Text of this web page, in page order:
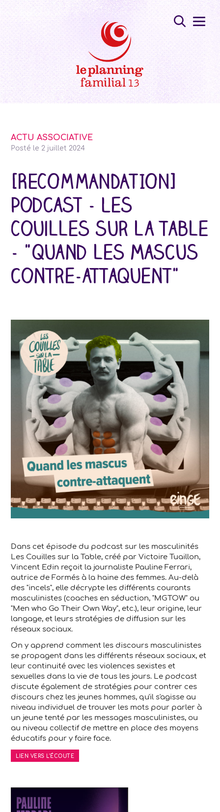
ACTU ASSOCIATIVE
Posté le 2 juillet 2024
[RECOMMANDATION]
Podcast - Les
Couilles sur la table
- "Quand les mascus
contre-attaquent"
Dans cet épisode du podcast sur les masculinités
Les Couilles sur la Table, créé par Victoire Tuaillon,
Vincent Edin reçoit la journaliste Pauline Ferrari,
autrice de Formés à la haine des femmes. Au-delà
des "incels", elle décrypte les différents courants
masculinistes (coaches en séduction, "MGTOW" ou
"Men who Go Their Own Way", etc.), leur origine, leur
langage, et leurs stratégies de diffusion sur les
réseaux sociaux.
On y apprend comment les discours masculinistes
se propagent dans les différents réseaux sociaux, et
leur continuité avec les violences sexistes et
sexuelles dans la vie de tous les jours. Le podcast
discute également de stratégies pour contrer ces
discours chez les jeunes hommes, qu'il s'agisse au
niveau individuel de trouver les mots pour parler à
un jeune tenté par les messages masculinistes, ou
au niveau collectif de mettre en place des moyens
éducatifs pour y faire face.
LIEN VERS L'ÉCOUTE